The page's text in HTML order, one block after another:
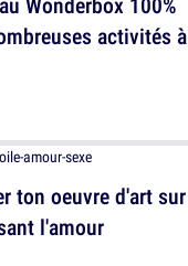
ton oeuvre d'art sur
l'amour
activités à